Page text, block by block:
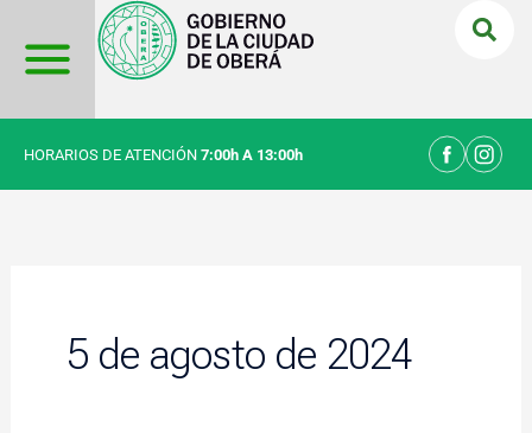
contenido
HORARIOS DE ATENCIÓN 7:00h A 13:00h
5 de agosto de 2024